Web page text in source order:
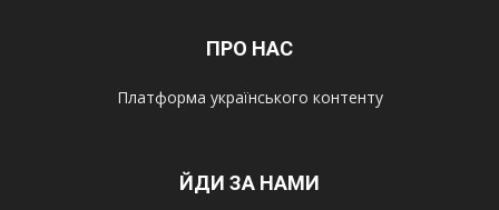
ПРО НАС
Платформа українського контенту
ЙДИ ЗА НАМИ